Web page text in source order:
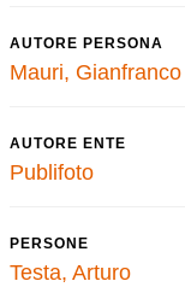
AUTORE PERSONA
Mauri, Gianfranco
AUTORE ENTE
Publifoto
PERSONE
Testa, Arturo